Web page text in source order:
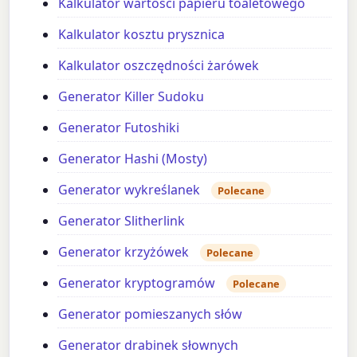
Kalkulator kosztu prysznica
Kalkulator oszczędności żarówek
Generator Killer Sudoku
Generator Futoshiki
Generator Hashi (Mosty)
Generator wykreślanek
Polecane
Generator Slitherlink
Generator krzyżówek
Polecane
Generator kryptogramów Polecane
Generator pomieszanych słów
Generator drabinek słownych